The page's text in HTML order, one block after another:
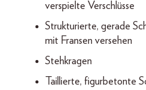
verspielte Verschlüsse
Strukturierte, gerade
mit Fransen versehen
Stehkragen
Taillierte, figurbetonte